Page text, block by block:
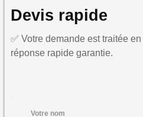
Devis rapide
✅ Votre demande est traitée
réponse rapide garantie.
Votre nom